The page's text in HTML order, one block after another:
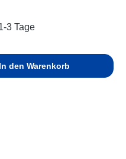
3 Tage
gewünschten
In den Warenkorb